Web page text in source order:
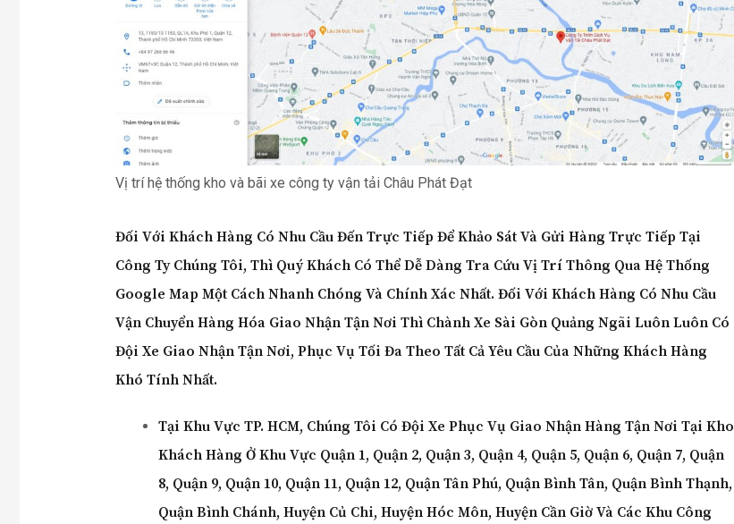
Vị trí hệ thống kho và bãi xe công ty vận tải Châu Phát Đạt
Đối Với Khách Hàng Có Nhu Cầu Đến Trực Tiếp Để Khảo Sát Và Gửi Hàng Trực Tiếp Tại
Công Ty Chúng Tôi, Thì Quý Khách Có Thể Dễ Dàng Tra Cứu Vị Trí Thông Qua Hệ Thống
Google Map Một Cách Nhanh Chóng Và Chính Xác Nhất. Đối Với Khách Hàng Có Nhu Cầu
Vận Chuyển Hàng Hóa Giao Nhận Tận Nơi Thì Chành Xe Sài Gòn Quảng Ngãi Luôn Luôn Có
Đội Xe Giao Nhận Tận Nơi, Phục Vụ Tối Đa Theo Tất Cả Yêu Cầu Của Những Khách Hàng
Khó Tính Nhất.
Tại Khu Vực TP. HCM, Chúng Tôi Có Đội Xe Phục Vụ Giao Nhận Hàng Tận Nơi Tại Kho
Khách Hàng Ở Khu Vực Quận 1, Quận 2, Quận 3, Quận 4, Quận 5, Quận 6, Quận 7, Quận
8, Quận 9, Quận 10, Quận 11, Quận 12, Quận Tân Phú, Quận Bình Tân, Quận Bình Thạnh,
Quận Bình Chánh, Huyện Củ Chi, Huyện Hóc Môn, Huyện Cần Giờ Và Các Khu Công